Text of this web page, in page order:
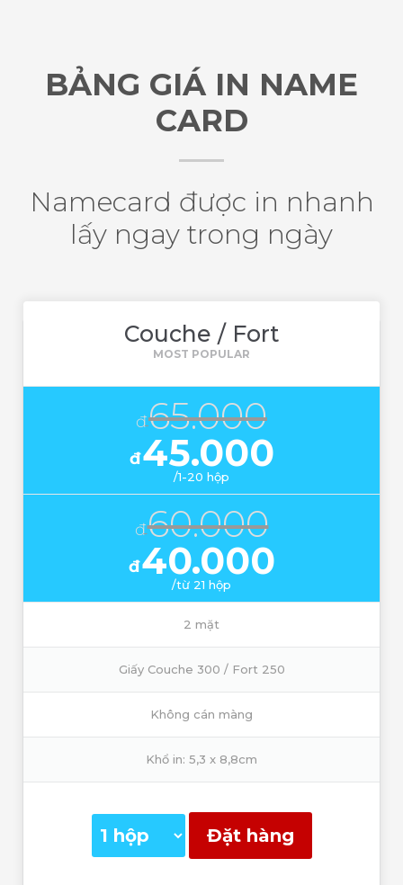
BẢNG GIÁ IN NAME
CARD
Namecard được in nhanh
lấy ngay trong ngày
Couche / Fort
đ65.000
đ45.000
/1-20 hộp
đ60.000
đ40.000
/từ 21 hộp
2 mặt
Giấy Couche 300 / Fort 250
Không cán màng
Khổ in: 5,3 x 8,8cm
Đặt hàng